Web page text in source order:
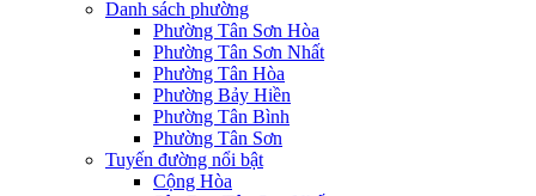
Danh sách phường
Phường Tân Sơn Hòa
Phường Tân Sơn Nhất
Phường Tân Hòa
Phường Bảy Hiền
Phường Tân Bình
Phường Tân Sơn
Tuyến đường nổi bật
Cộng Hòa